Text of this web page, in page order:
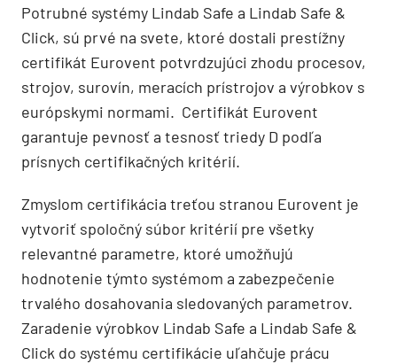
Potrubné systémy Lindab Safe a Lindab Safe &
Click, sú prvé na svete, ktoré dostali prestížny
certifikát Eurovent potvrdzujúci zhodu procesov,
strojov, surovín, meracích prístrojov a výrobkov s
európskymi normami. Certifikát Eurovent
garantuje pevnosť a tesnosť triedy D podľa
prísnych certifikačných kritérií.
Zmyslom certifikácia treťou stranou Eurovent je
vytvoriť spoločný súbor kritérií pre všetky
relevantné parametre, ktoré umožňujú
hodnotenie týmto systémom a zabezpečenie
trvalého dosahovania sledovaných parametrov.
Zaradenie výrobkov Lindab Safe a Lindab Safe &
Click do systému certifikácie uľahčuje prácu